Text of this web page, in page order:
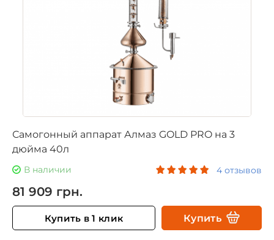
Самогонный аппарат Алмаз GOLD PRO на 3
дюйма 40л
В наличии 4 отзывов
81 909 грн.
Купить в 1 клик Купить